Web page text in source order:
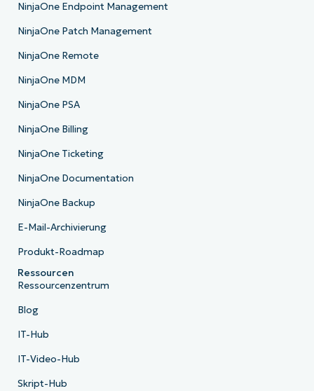
NinjaOne Endpoint Management
NinjaOne Patch Management
NinjaOne Remote
NinjaOne MDM
NinjaOne PSA
NinjaOne Billing
NinjaOne Ticketing
NinjaOne Documentation
NinjaOne Backup
E-Mail-Archivierung
Produkt-Roadmap
Ressourcen
Ressourcenzentrum
Blog
IT-Hub
IT-Video-Hub
Skript-Hub